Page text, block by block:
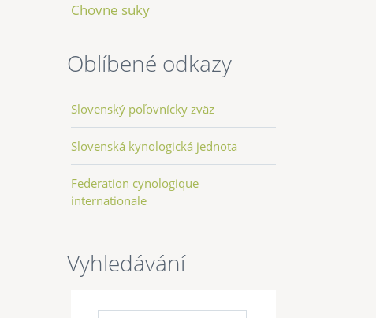
Chovne suky
Oblíbené odkazy
Slovenský poľovnícky zväz
Slovenská kynologická jednota
Federation cynologique
internationale
Vyhledávání